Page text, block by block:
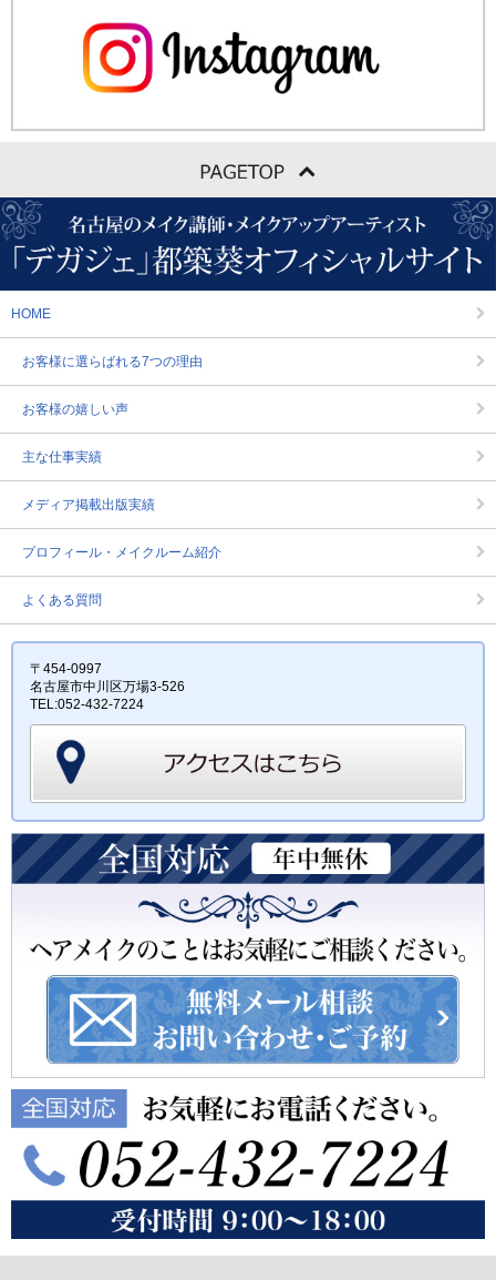
HOME
お客様に選らばれる7つの理由
お客様の嬉しい声
主な仕事実績
メディア掲載出版実績
プロフィール・メイクルーム紹介
よくある質問
〒454-0997
名古屋市中川区万場3-526
TEL:052-432-7224